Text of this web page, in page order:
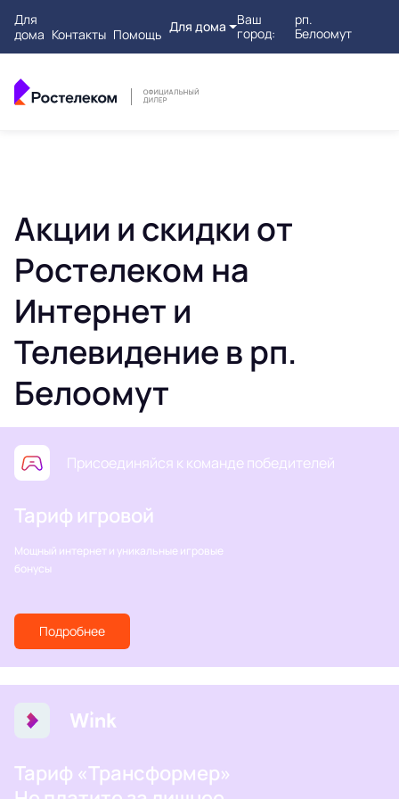
Для
дома Контакты Помощь Для дома
Ваш
город:
рп.
Белоомут
Акции и скидки от
Ростелеком на
Интернет и
Телевидение в рп.
Белоомут
Присоединяйся к команде победителей
Тариф игровой
Мощный интернет и уникальные игровые
бонусы
Подробнее
Тариф «Трансформер»